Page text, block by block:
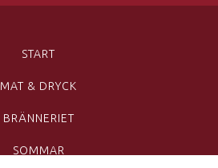
START
MAT & DRYCK
BRÄNNERIET
SOMMAR